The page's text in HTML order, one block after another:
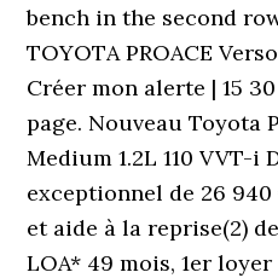
bench in the second
TOYOTA PROACE
Créer mon alerte | 15
page. Nouveau Toyota
Medium 1.2L 110 VVT-i
exceptionnel de 26
et aide à la reprise(2)
LOA* 49 mois, 1er